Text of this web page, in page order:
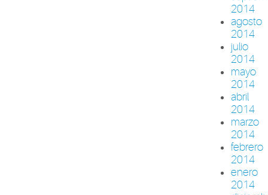
2014
agosto
2014
julio
2014
mayo
2014
abril
2014
marzo
2014
febrero
2014
enero
2014